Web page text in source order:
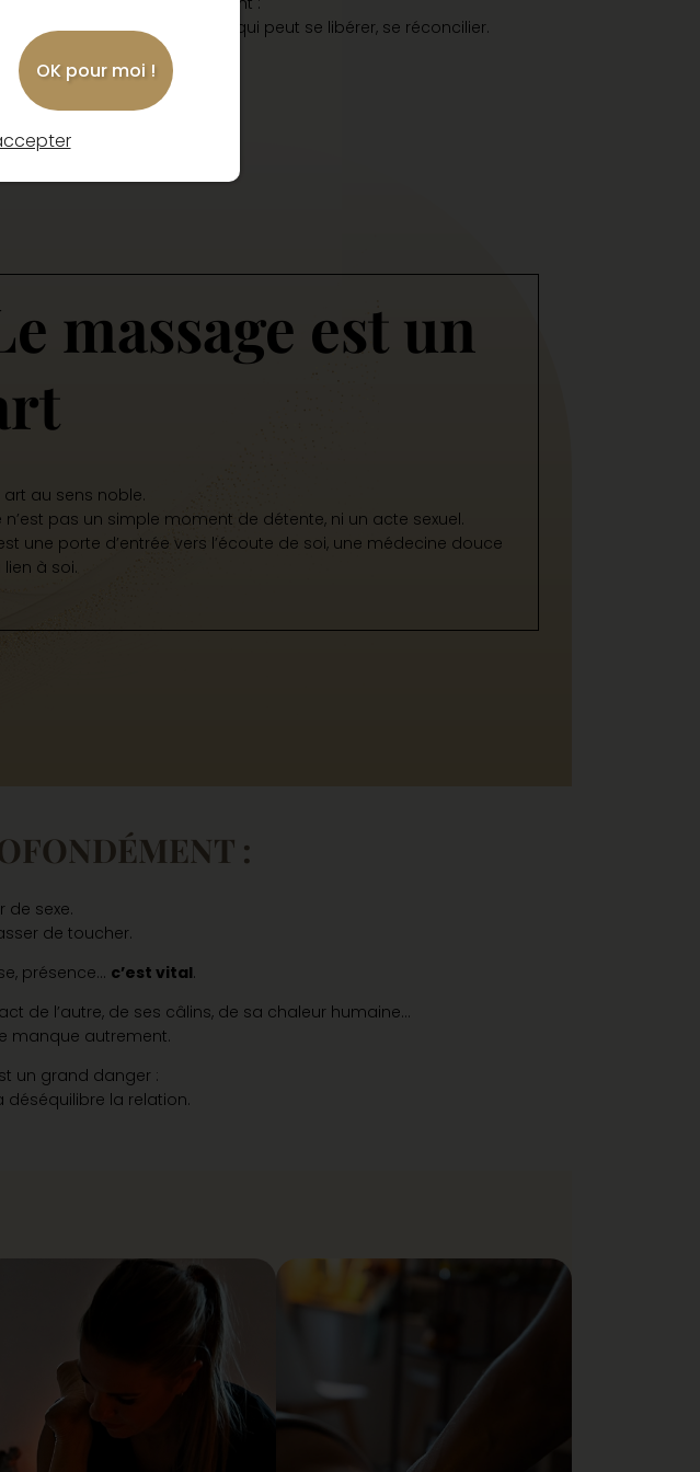
Ce qui se dit dans le corps, ce qui peut se libérer, se réconcilier.
massage est un
art au sens noble.
n’est pas un simple moment de détente, ni un acte sexuel.
une porte d’entrée vers l’écoute de soi, une médecine douce
lien à soi.
:
de sexe.
de toucher.
présence… c’est vital.
de l’autre, de ses câlins, de sa chaleur humaine…
manque autrement.
un grand danger :
la relation.
OK pour moi !